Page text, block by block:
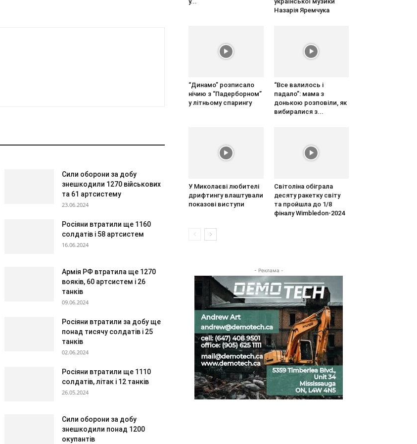
Сили оборони за добу
знешкодили 1270 військових
та 61 артсистему
23.06.2024
Росіяни втратили ще 1160
солдатів і 58 артсистем
16.06.2024
Армія РФ втратила ще 1270
вояків, 60 артсистем і 26
танків
09.06.2024
Росіяни втратили за добу ще
понад тисячу солдатів і 25
танків
02.06.2024
Росіяни втратили ще 1110
солдатів, літак і 12 танків
26.05.2024
Сили оборони за добу
знешкодили понад 1200
окупантів
Назарія Яремчука
“Динамо” розписало
нічию з “Падерборном”
у літньому спарингу
“Все валилось і
падало”: мама з
донькою розповіли, як
вибиралися з...
У Миколаєві любителі
дрифтингу влаштували
показові виступи
Світоліна обіграла
десяту ракетку світу
та пройшла до 1/8
фіналу Wimbledon-2024
- Реклама -